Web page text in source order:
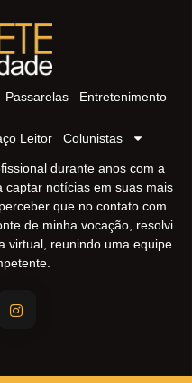
Passarelas Entretenimento
Leitor Colunistas
durante anos com a
captar notícias em suas mais
que no contato com
de minha vocação, resolvi
virtual, reunindo uma equipe